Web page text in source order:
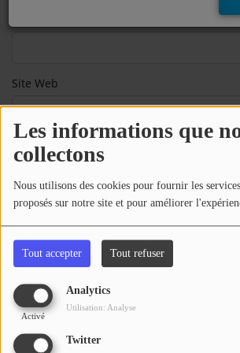
Les informations que
collectons
Nous utilisons des cookies pour fournir les
proposés sur notre site et pour améliorer
Tout accepter Tout refuser
Analytics
Activé
Utilisation: Analyse
Twitter
EMISSIONS
EVÈNEMENTS
LES JEUX
CONTACTEZ-NOUS
RÉGIE PUBLICTIAIRE
Site Web
Sujet*
Message*